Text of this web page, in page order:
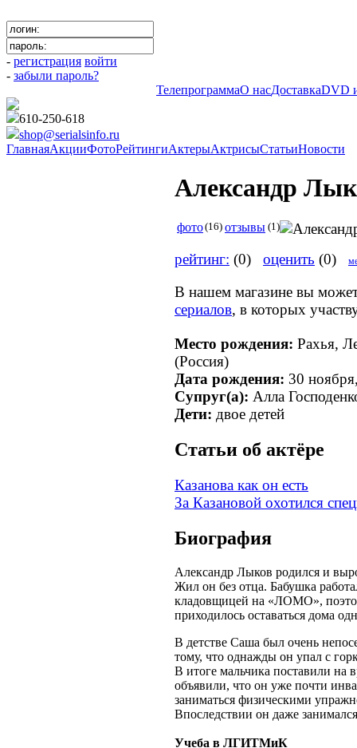
- регистрация войти
- забыли пароль?
ТелепрограммаО насДоставкаDVD
610-250-618
shop@serialsinfo.ru
ГлавнаяАкцииФотоРейтингиАктерыАктрисыСтатьиНовости
Александр
фото(16) отзывы (1)
рейтинг: (0) оценить (0)
В нашем магазине вы
сериалов, в которых
Место рождения: Рахья,
(Россия)
Дата рождения: 30
Супруг(а): Алла
Дети: двое детей
Cтатьи об актёре
Казанова как он есть
За Казановой охотился
Биография
Александр Лыков родился и
Жил он без отца. Бабушка
кладовщицей на «ЛОМО»,
приходилось оставаться дома
В детстве Саша был очень
тому, что однажды он упал с
В итоге мальчика поставили на
объявили, что он уже почти
заниматься физическими
Впоследствии он даже
Учеба в ЛГИТМиК